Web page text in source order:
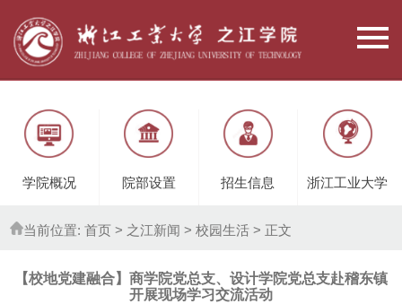
学院概况 院部设置 招生信息 浙江工业大学
当前位置:首页 > 之江新闻 >校园生活 > 正文
【校地党建融合】商学院党总支、设计学院党总支赴稽东镇
开展现场学习交流活动